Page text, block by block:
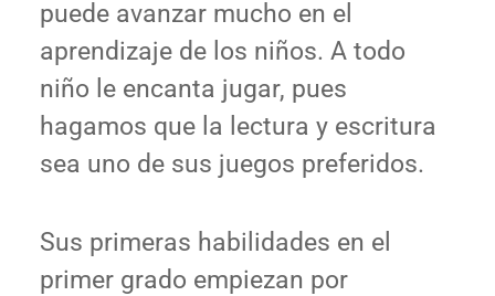
puede avanzar mucho en el
aprendizaje de los niños. A todo
niño le encanta jugar, pues
hagamos que la lectura y escritura
sea uno de sus juegos preferidos.
Sus primeras habilidades en el
primer grado empiezan por